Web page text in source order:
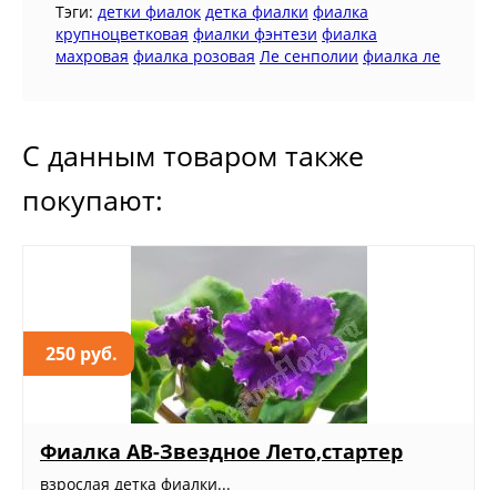
Тэги: детки фиалок детка фиалки фиалка
крупноцветковая фиалки фэнтези фиалка
махровая фиалка розовая Ле сенполии фиалка ле
С данным товаром также
покупают:
250 руб.
Фиалка АВ-Звездное Лето,стартер
взрослая детка фиалки...